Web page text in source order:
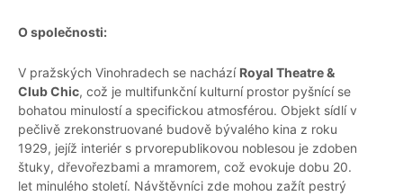
O společnosti:
V pražských Vinohradech se nachází Royal Theatre &
Club Chic, což je multifunkční kulturní prostor pyšnící se
bohatou minulostí a specifickou atmosférou. Objekt sídlí v
pečlivě zrekonstruované budově bývalého kina z roku
1929, jejíž interiér s prvorepublikovou noblesou je zdoben
štuky, dřevořezbami a mramorem, což evokuje dobu 20.
let minulého století. Návštěvníci zde mohou zažít pestrý